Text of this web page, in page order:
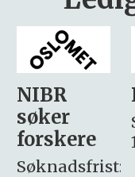
Rektor
Søknadsfrist:
15.09.2026